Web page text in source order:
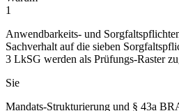
1
Anwendbarkeits- und
Sachverhalt auf die sieben
3 LkSG werden als Prüfungs-Raster
Sie
Mandats-Strukturierung und § 43a